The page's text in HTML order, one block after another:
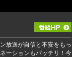
放送が自信と不安をもっ
ーションもバッチリ！今